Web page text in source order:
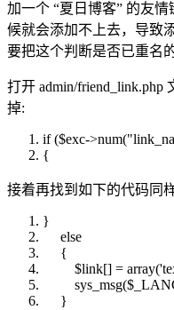
加一个 “夏日博客” 的友
候就会添加不上去，导致
要把这个判断是否已重名
打开 admin/
掉:
if($exc->num(
{
接着再找到如下的代码同
}
else
{
$link[] = array
sys_msg(
}